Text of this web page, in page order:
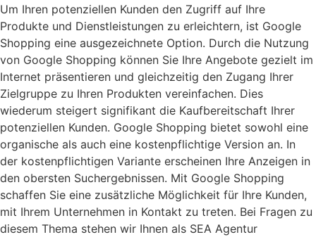
Um Ihren potenziellen Kunden den Zugriff auf Ihre
Produkte und Dienstleistungen zu erleichtern, ist Google
Shopping eine ausgezeichnete Option. Durch die Nutzung
von Google Shopping können Sie Ihre Angebote gezielt im
Internet präsentieren und gleichzeitig den Zugang Ihrer
Zielgruppe zu Ihren Produkten vereinfachen. Dies
wiederum steigert signifikant die Kaufbereitschaft Ihrer
potenziellen Kunden. Google Shopping bietet sowohl eine
organische als auch eine kostenpflichtige Version an. In
der kostenpflichtigen Variante erscheinen Ihre Anzeigen in
den obersten Suchergebnissen. Mit Google Shopping
schaffen Sie eine zusätzliche Möglichkeit für Ihre Kunden,
mit Ihrem Unternehmen in Kontakt zu treten. Bei Fragen zu
diesem Thema stehen wir Ihnen als SEA Agentur